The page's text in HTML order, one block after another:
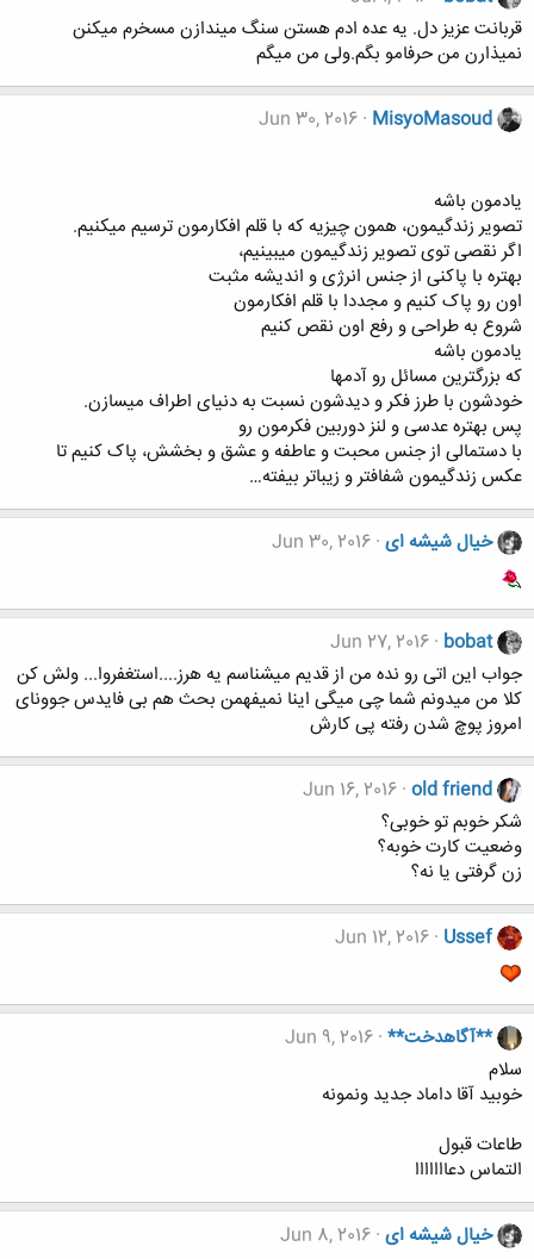
قربانت عزیز دل. یه عده ادم هستن سنگ میندازن مسخرم میکنن
نمیذارن من حرفامو بگم.ولی من میگم
MisyoMasoud
Jun 30, 2016
یادمون باشه
تصویر زندگیمون، همون چیزیه که با قلم افکارمون ترسیم میکنیم.
اگر نقصی توی تصویر زندگیمون میبینیم،
بهتره با پاکنی از جنس انرژی و اندیشه مثبت
اون رو پاک کنیم و مجددا با قلم افکارمون
شروع به طراحی و رفع اون نقص کنیم
یادمون باشه
که بزرگترین مسائل رو آدمها
خودشون با طرز فکر و دیدشون نسبت به دنیای اطراف میسازن.
پس بهتره عدسی و لنز دوربین فکرمون رو
با دستمالی از جنس محبت و عاطفه و عشق و بخشش، پاک کنیم تا
عکس زندگیمون شفافتر و زیباتر بیفته…
خیال شیشه ای Jun 30, 2016
bobat
Jun 27, 2016
جواب این اتی رو نده من از قدیم میشناسم یه هرز....استغفروا... ولش کن
کلا من میدونم شما چی میگی اینا نمیفهمن بحث هم بی فایدس جوونای
امروز پوچ شدن رفته پی کارش
old friend
Jun 16, 2016
شکر خوبم تو خوبی؟
وضعیت کارت خوبه؟
زن گرفتی یا نه؟
Ussef
Jun 12, 2016
**آگاهدخت** Jun 9, 2016
سلام
خوبید آقا داماد جدید ونمونه
طاعات قبول
التماس دعااااااا
خیال شیشه ای Jun 8, 2016